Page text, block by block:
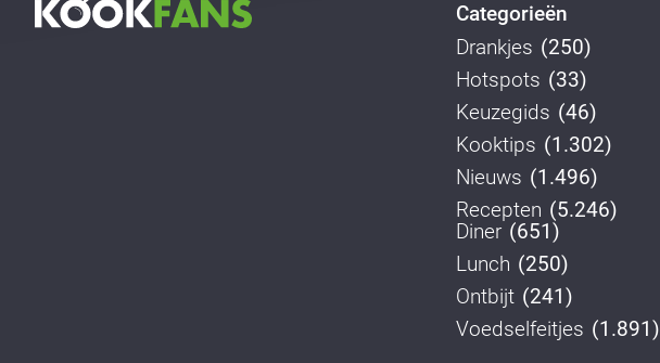
Categorieën
Drankjes (250)
Hotspots (33)
Keuzegids (46)
Kooktips (1.302)
Nieuws (1.496)
Recepten (5.246)
Diner(651)
Lunch (250)
Ontbijt(241)
Voedselfeitjes (1.891)